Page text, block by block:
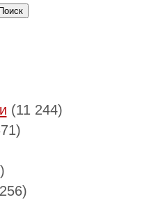
(11 244)